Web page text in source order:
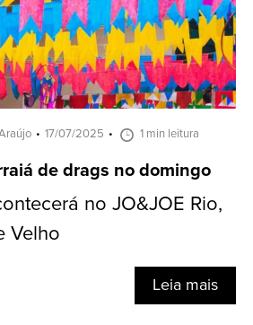
17/07/2025 1 min leitura
de drags no domingo
no JO&JOE Rio,
Velho
Leia mais